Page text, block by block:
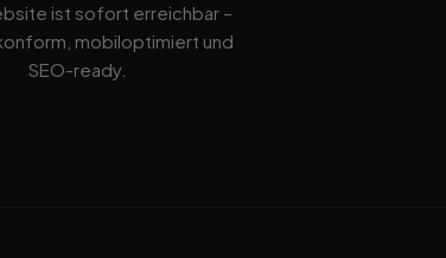
ist sofort erreichbar –
mobiloptimiert und
SEO-ready.